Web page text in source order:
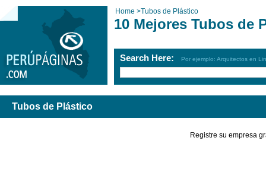
Home >Tubos de Plástico
10 Mejores Tubos de
Search Here: Por ejemplo: Arquitectos en
Tubos de Plástico
Registre su empresa